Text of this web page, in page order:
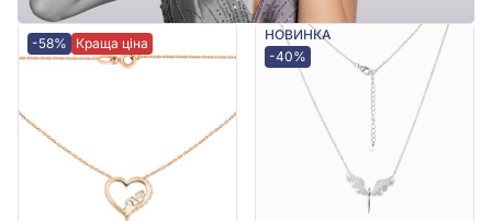
-58% Краща ціна
НОВИНКА
-40%